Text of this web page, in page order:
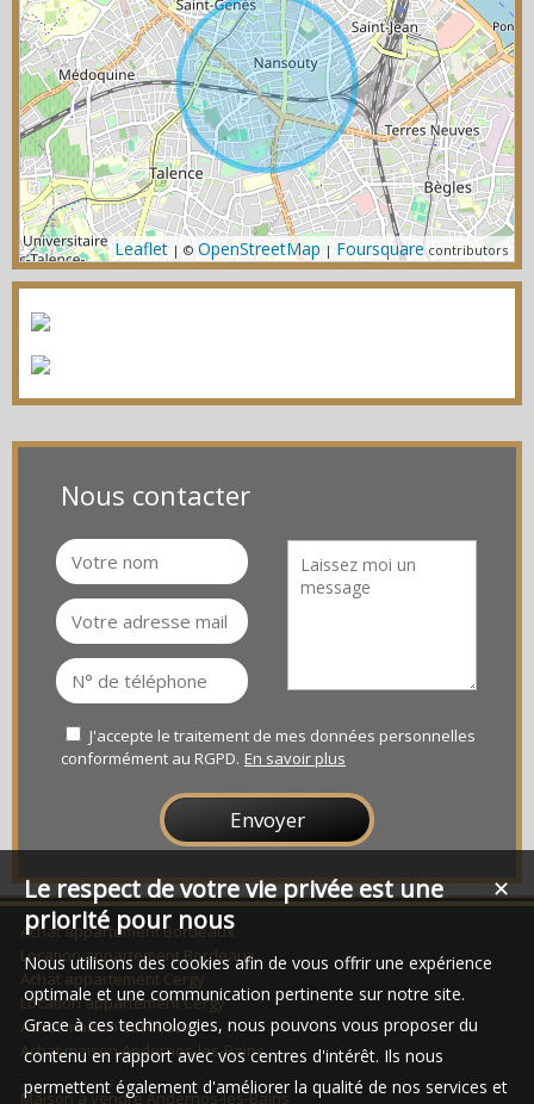
Leaflet | © OpenStreetMap| Foursquarecontributors
Nous contacter
J'accepte le traitement de mes données personnelles
conformément au RGPD. En savoir plus
Achat appartement Bordeaux
Location appartement Bordeaux
Achat appartement Cergy
Location appartement Cergy
Achat maison Bordeaux
Achat maison Andernos-les-Bains
Maison à vendre Andernos-les-Bains
✕
Le respect de votre vie privée est une
priorité pour nous
Nous utilisons des cookies afin de vous offrir une expérience
optimale et une communication pertinente sur notre site.
Grace à ces technologies, nous pouvons vous proposer du
contenu en rapport avec vos centres d'intérêt. Ils nous
permettent également d'améliorer la qualité de nos services et